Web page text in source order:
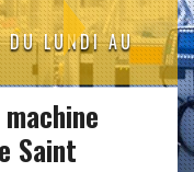
LUNDI AU
Saint